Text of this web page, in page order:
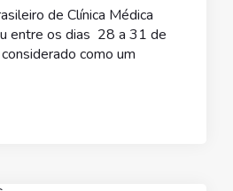
de Clínica Médica
entre os dias 28 a 31 de
como um